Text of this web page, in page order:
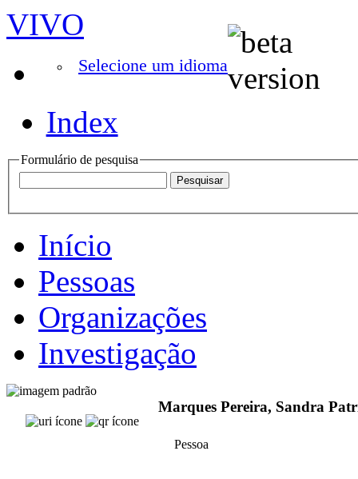
VIVO
Selecione um idioma
Index
Formulário de pesquisa
Início
Pessoas
Organizações
Investigação
Marques Pereira, Sandra
Pessoa